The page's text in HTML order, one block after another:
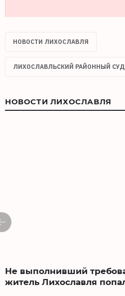
НОВОСТИ ЛИХОСЛАВЛЯ
ЛИХОСЛАВЛЬСКИЙ РАЙОННЫЙ СУД
НОВОСТИ ЛИХОСЛАВЛЯ
Не выполнивший
житель Лихославля